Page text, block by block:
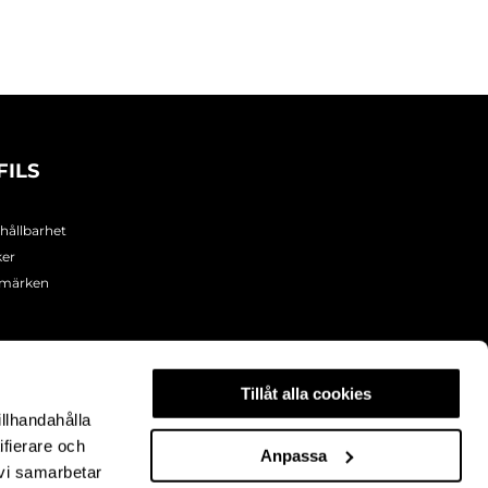
och
samarbetar
Tillåt alla cookies
Anpassa